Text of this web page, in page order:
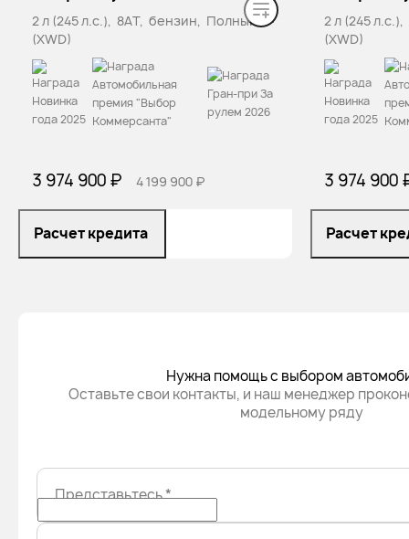
2 л (245 л.с.), 8AT, бензин, Полный
(XWD)
3 974 900 ₽ 4 199 900 ₽
Расчет кредита
2 л (245
(XWD)
3 974 900
Расчет
Нужна помощь с выбором
Оставьте свои контакты, и наш менеджер
модельному ряду
Представьтесь*